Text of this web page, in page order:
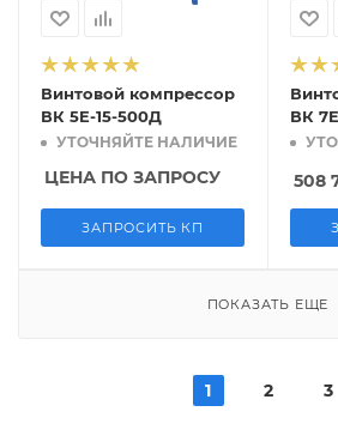
Винтовой компрессор
ВК 5E-15-500Д
УТОЧНЯЙТЕ НАЛИЧИЕ
ЦЕНА ПО ЗАПРОСУ
ЗАПРОСИТЬ КП
ВК
508
ПОКАЗАТЬ ЕЩЕ
1 2 3